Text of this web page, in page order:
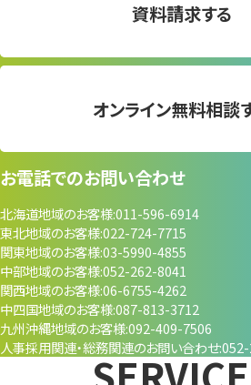
資料請求する
オンライン無料相談
お電話でのお問い合わせ
北海道地域のお客様011-596-6914
東北地域のお客様022-724-7715
関東地域のお客様03-5990-4855
中部地域のお客様052-262-8041
関西地域のお客様06-6755-4262
中四国地域のお客様087-813-3712
九州沖縄地域のお客様092-409-7506
人事採用関連・総務関連のお問い合わせ